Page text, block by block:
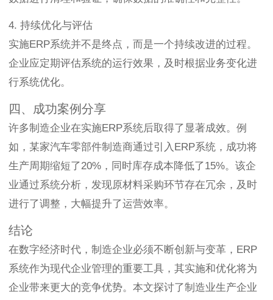
4. 持续优化与评估
实施ERP系统并不是终点，而是一个持续改进的过程。
企业应定期评估系统的运行效果，及时根据业务变化进
行系统优化。
四、成功案例分享
许多制造企业在实施ERP系统后取得了显著成效。例
如，某家汽车零部件制造商通过引入ERP系统，成功将
生产周期缩短了20%，同时库存成本降低了15%。该企
业通过系统分析，发现原材料采购环节存在冗余，及时
进行了调整，大幅提升了运营效率。
结论
在数字经济时代，制造企业必须不断创新与变革，ERP
系统作为现代企业管理的重要工具，其实施和优化将为
企业带来更大的竞争优势。本文探讨了制造业生产企业